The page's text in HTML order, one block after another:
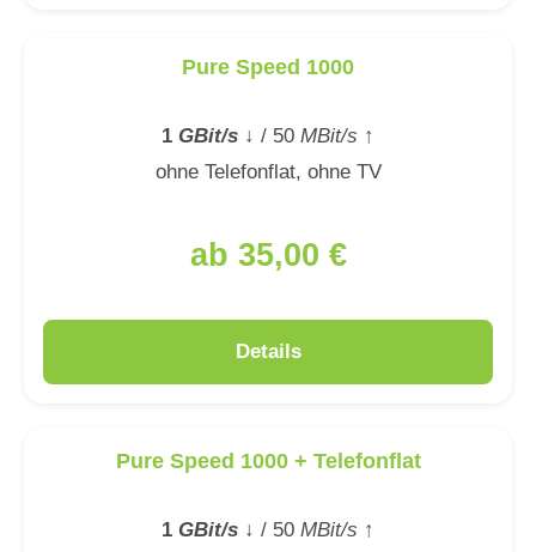
Pure Speed 1000
1 GBit/s ↓ / 50 MBit/s ↑
ohne Telefonflat, ohne TV
ab 35,00 €
Details
Pure Speed 1000 + Telefonflat
1 GBit/s ↓ / 50 MBit/s ↑